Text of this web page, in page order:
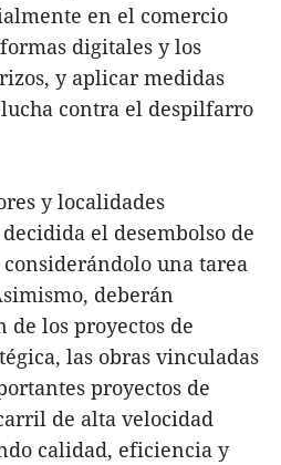
en el comercio
digitales y los
y aplicar medidas
contra el despilfarro
y localidades
el desembolso de
una tarea
deberán
los proyectos de
las obras vinculadas
proyectos de
de alta velocidad
calidad, eficiencia y